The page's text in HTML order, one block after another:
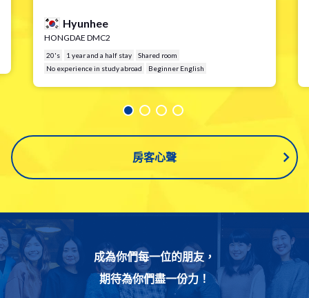
Max
MAPO2
20's Half year stay Private room
2nd time Korea
Intermediate Korean
房客心聲
成為你們每一位的朋友，
期待為你們盡一份力！